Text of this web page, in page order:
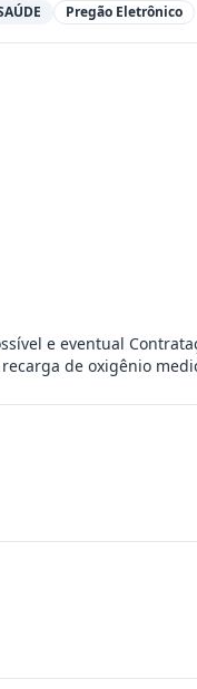
e eventual
e eventual Aquisição de
Registro de Preço Para
e eventual
possível e eventual
Contratação de
Especializada Em
Pregão Eletrônico
e eventual
de oxigênio